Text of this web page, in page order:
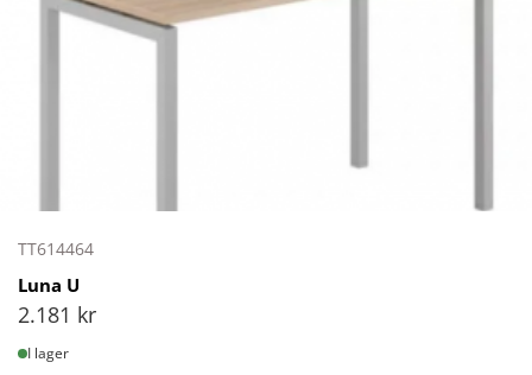
TT614464
Luna U
2.181 kr
I lager